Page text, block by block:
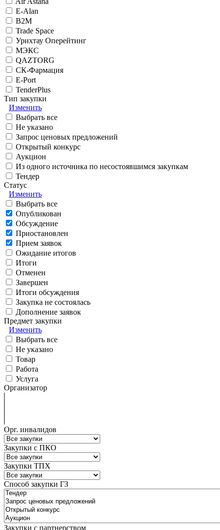
E-Alan
B2M
Trade Space
Урихтау Оперейтинг
МЭКС
QAZTORG
СК-Фармация
E-Port
TenderPlus
Тип закупки
Изменить
Выбрать все
Не указано
Запрос ценовых предложений
Открытый конкурс
Аукцион
Из одного источника по несостоявшимся закупкам
Тендер
Статус
Изменить
Выбрать все
Опубликован
Обсуждение
Приостановлен
Прием заявок
Ожидание итогов
Итоги
Отменен
Завершен
Итоги обсуждения
Закупка не состоялась
Дополнение заявок
Предмет закупки
Изменить
Выбрать все
Не указано
Товар
Работа
Услуга
Организатор
Орг. инвалидов
Закупки с ПКО
Закупки ТПХ
Способ закупки ГЗ
Закупки с партнерством